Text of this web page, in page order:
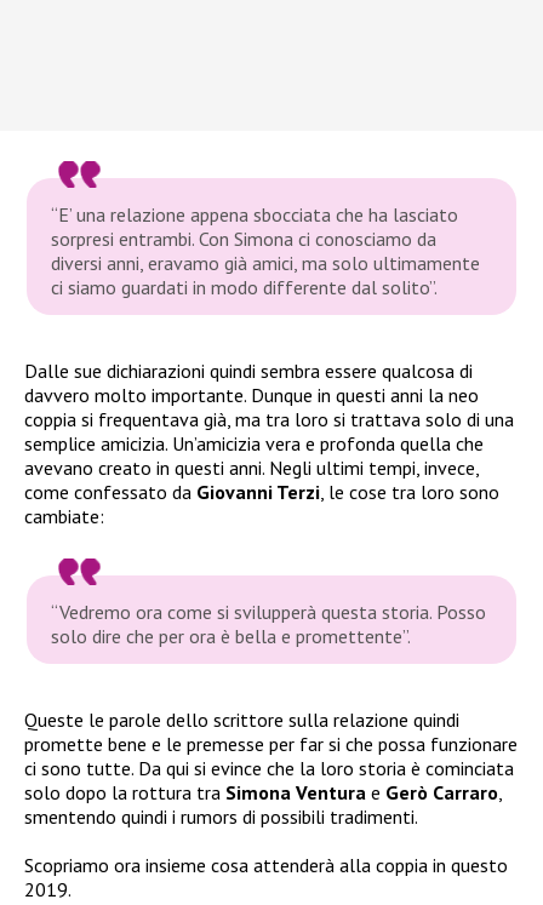
“E’ una relazione appena sbocciata che ha lasciato
sorpresi entrambi. Con Simona ci conosciamo da
diversi anni, eravamo già amici, ma solo ultimamente
ci siamo guardati in modo differente dal solito”.
Dalle sue dichiarazioni quindi sembra essere qualcosa di
davvero molto importante. Dunque in questi anni la neo
coppia si frequentava già, ma tra loro si trattava solo di una
semplice amicizia. Un’amicizia vera e profonda quella che
avevano creato in questi anni. Negli ultimi tempi, invece,
come confessato da Giovanni Terzi, le cose tra loro sono
cambiate:
“Vedremo ora come si svilupperà questa storia. Posso
solo dire che per ora è bella e promettente”.
Queste le parole dello scrittore sulla relazione quindi
promette bene e le premesse per far si che possa funzionare
ci sono tutte. Da qui si evince che la loro storia è cominciata
solo dopo la rottura tra Simona Ventura e Gerò Carraro,
smentendo quindi i rumors di possibili tradimenti.
Scopriamo ora insieme cosa attenderà alla coppia in questo
2019.